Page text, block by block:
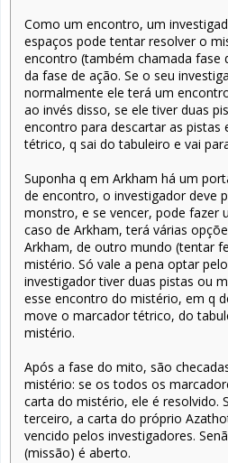
Como um encontro, um
espaços pode tentar resolver o
encontro (também chamada fase
da fase de ação. Se o seu
normalmente ele terá um
ao invés disso, se ele tiver duas
encontro para descartar as pistas
tétrico, q sai do tabuleiro e vai
Suponha q em Arkham há um
de encontro, o investigador deve
monstro, e se vencer, pode fazer
caso de Arkham, terá várias
Arkham, de outro mundo (tentar
mistério. Só vale a pena optar
investigador tiver duas pistas ou
esse encontro do mistério, em q
move o marcador tétrico, do
mistério.
Após a fase do mito, são
mistério: se os todos os
carta do mistério, ele é resolvido.
terceiro, a carta do próprio
vencido pelos investigadores.
(missão) é aberto.